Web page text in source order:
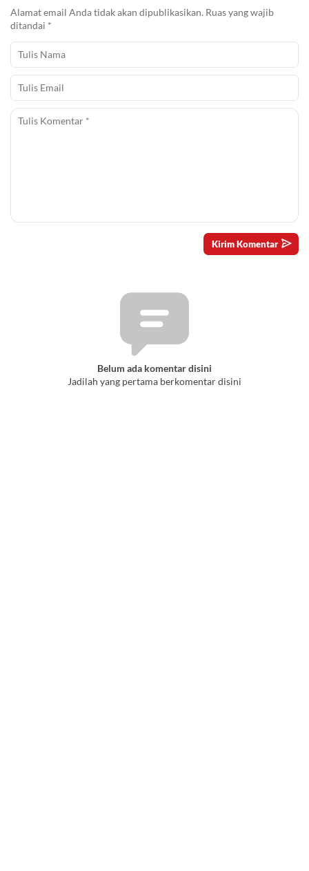
Alamat email Anda tidak akan dipublikasikan. Ruas yang wajib
ditandai *
Belum ada komentar disini
Jadilah yang pertama berkomentar disini